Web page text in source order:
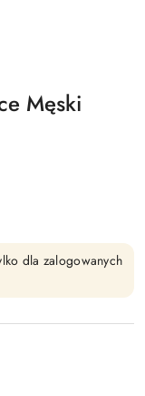
Męski
dla zalogowanych